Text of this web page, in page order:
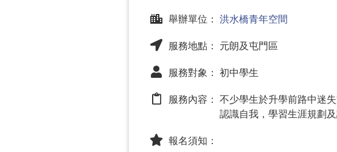
舉辦單位： 洪水橋青年空間
服務地點： 元朗及屯門區
服務對象： 初中學生
服務內容： 不少學生於升學前路中迷
認識自我，學習生涯規劃
報名須知：